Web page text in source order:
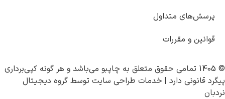
چاپبومی‌باشد و هر گونه کپی‌برداری
|خدمات طراحی سایت توسطگروه دیجیتال